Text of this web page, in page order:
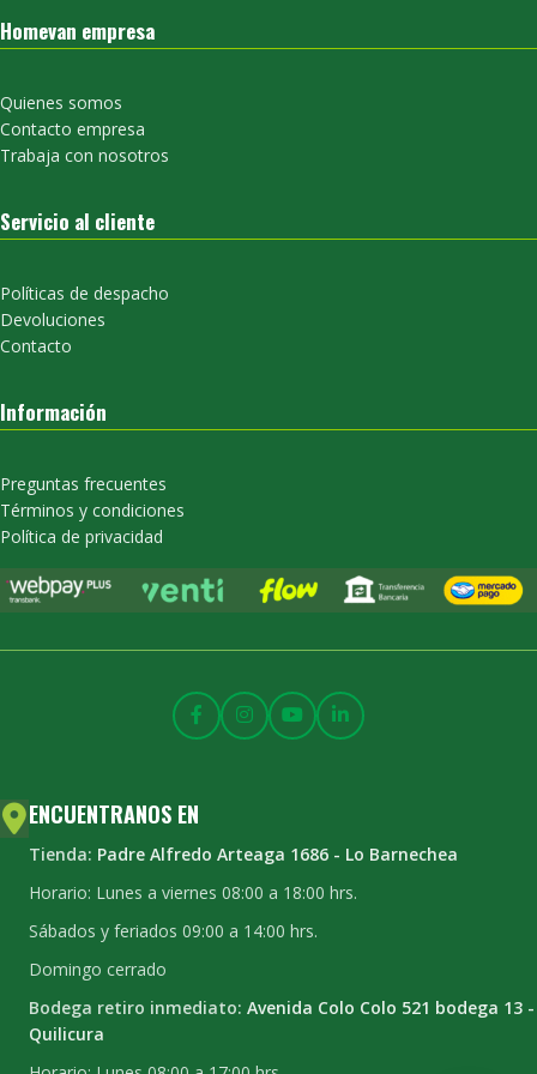
Homevan empresa
Quienes somos
Contacto empresa
Trabaja con nosotros
Servicio al cliente
Políticas de despacho
Devoluciones
Contacto
Información
Preguntas frecuentes
Términos y condiciones
Política de privacidad
ENCUENTRANOS EN
Tienda: Padre Alfredo Arteaga 1686 - Lo Barnechea
Horario: Lunes a viernes 08:00 a 18:00 hrs.
Sábados y feriados 09:00 a 14:00 hrs.
Domingo cerrado
Bodega retiro inmediato: Avenida Colo Colo 521 bodega 13 -
Quilicura